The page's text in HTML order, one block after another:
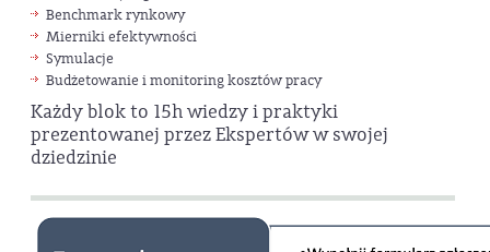
Benchmark rynkowy
Mierniki efektywności
Symulacje
Budżetowanie i monitoring kosztów pracy
Każdy blok to 15h wiedzy i praktyki
prezentowanej przez Ekspertów w swojej
dziedzinie